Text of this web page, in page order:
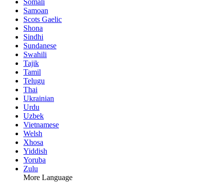
Somali
Samoan
Scots Gaelic
Shona
Sindhi
Sundanese
Swahili
Tajik
Tamil
Telugu
Thai
Ukrainian
Urdu
Uzbek
Vietnamese
Welsh
Xhosa
Yiddish
Yoruba
Zulu
More Language